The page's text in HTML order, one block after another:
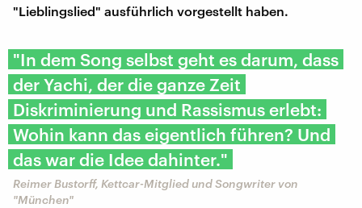
"Lieblingslied" ausführlich vorgestellt haben.
"In dem Song selbst geht es darum, dass
der Yachi, der die ganze Zeit
Diskriminierung und Rassismus erlebt:
Wohin kann das eigentlich führen? Und
das war die Idee dahinter."
Reimer Bustorff, Kettcar-Mitglied und Songwriter von
"München"